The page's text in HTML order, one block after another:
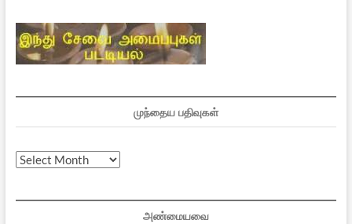
முந்தைய பதிவுகள்
முந்தைய
அண்மையவை